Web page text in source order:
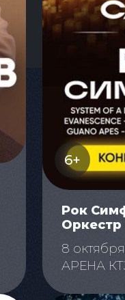
6+
Рок
Оркестр
8
АРЕНА